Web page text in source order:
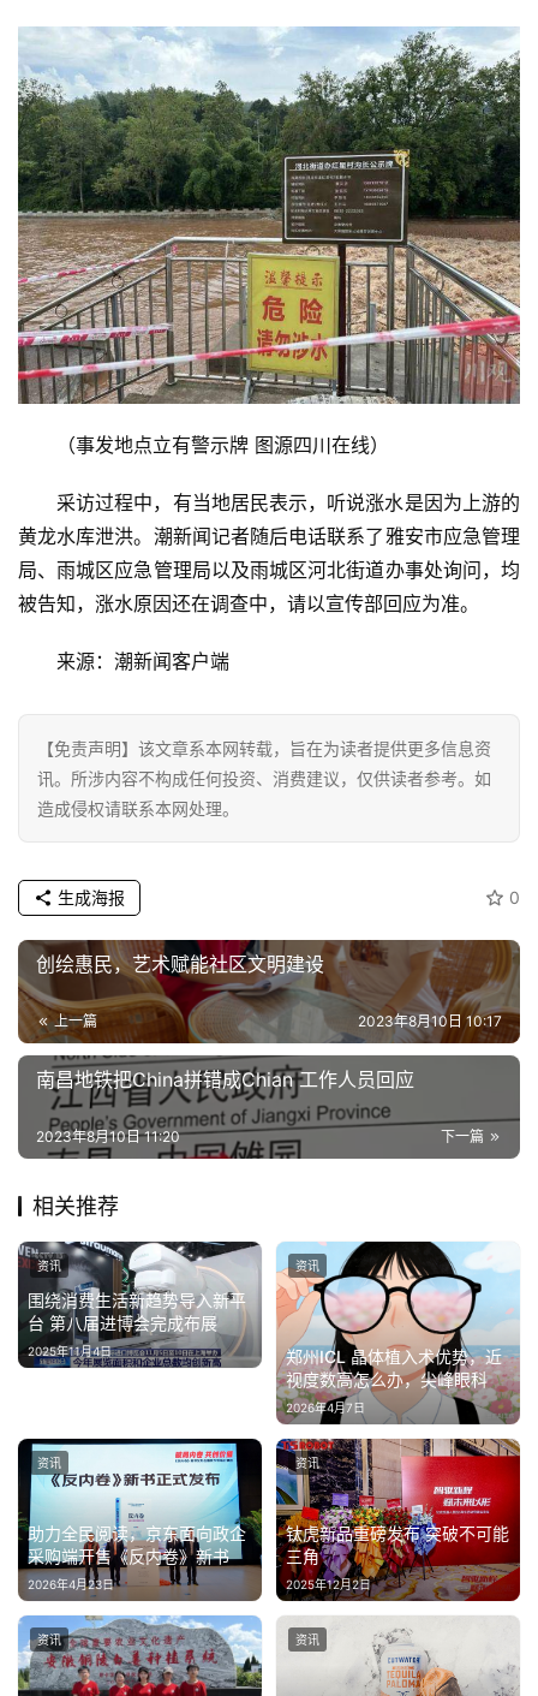
（事发地点立有警示牌 图源四川在线）
采访过程中，有当地居民表示，听说涨水是因为上游的
黄龙水库泄洪。潮新闻记者随后电话联系了雅安市应急管理
局、雨城区应急管理局以及雨城区河北街道办事处询问，均
被告知，涨水原因还在调查中，请以宣传部回应为准。
来源：潮新闻客户端
【免责声明】该文章系本网转载，旨在为读者提供更多信息资
讯。所涉内容不构成任何投资、消费建议，仅供读者参考。如
造成侵权请联系本网处理。
0
生成海报
创绘惠民，艺术赋能社区文明建设
上一篇 2023年8月10日 10:17
南昌地铁把China拼错成Chian 工作人员回应
下一篇
2023年8月10日 11:20
相关推荐
围绕消费生活新趋势导入新平
台 第八届进博会完成布展
2025年11月4日
资讯
郑州ICL 晶体植入术优势，近
视度数高怎么办，尖峰眼科
2026年4月7日
资讯
助力全民阅读，京东面向政企
采购端开售《反内卷》新书
2026年4月23日
资讯
钛虎新品重磅发布 突破不可能
三角
2025年12月2日
资讯
资讯 资讯